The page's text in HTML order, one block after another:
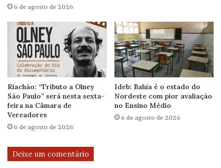
6 de agosto de 2026
Riachão: “Tributo a Olney
São Paulo” será nesta sexta-
feira na Câmara de
Vereadores
6 de agosto de 2026
Ideb: Bahia é o estado do
Nordeste com pior avaliação
no Ensino Médio
6 de agosto de 2026
Deixe um comentário